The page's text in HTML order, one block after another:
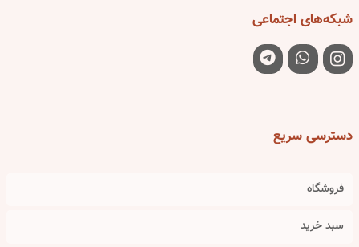
شبکه‌های اجتماعی
دسترسیسریع
فروشگاه
سبد خرید